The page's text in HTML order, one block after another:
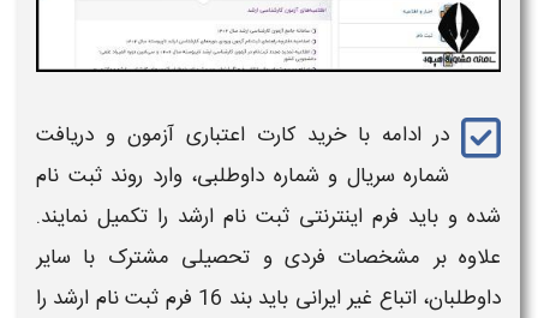
در ادامه با خرید کارت اعتباری آزمون و دریافت
شماره سریال و شماره داوطلبی، وارد روند ثبت نام
شده و باید فرم اینترنتی ثبت نام ارشد را تکمیل نمایند.
علاوه بر مشخصات فردی و تحصیلی مشترک با سایر
داوطلبان،اتباع غیر ایرانی باید بند 16 فرم ثبت نام ارشد را